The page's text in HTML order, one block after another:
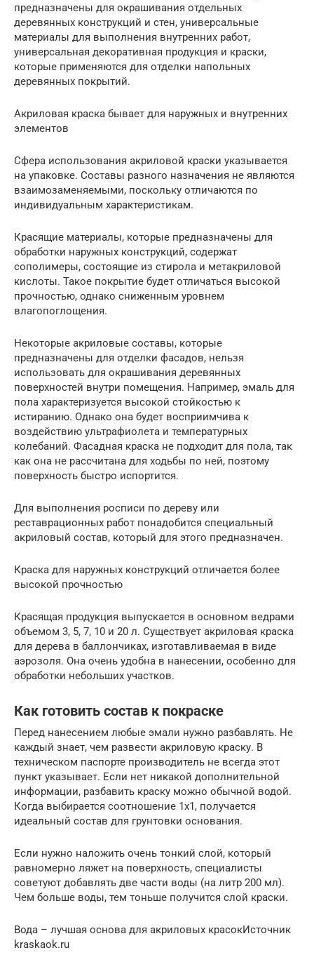
предназначены для окрашивания отдельных
деревянных конструкций и стен, универсальные
материалы для выполнения внутренних работ,
универсальная декоративная продукция и краски,
которые применяются для отделки напольных
деревянных покрытий.
Акриловая краска бывает для наружных и внутренних
элементов
Сфера использования акриловой краски указывается
на упаковке. Составы разного назначения не являются
взаимозаменяемыми, поскольку отличаются по
индивидуальным характеристикам.
Красящие материалы, которые предназначены для
обработки наружных конструкций, содержат
сополимеры, состоящие из стирола и метакриловой
кислоты. Такое покрытие будет отличаться высокой
прочностью, однако сниженным уровнем
влагопоглощения.
Некоторые акриловые составы, которые
предназначены для отделки фасадов, нельзя
использовать для окрашивания деревянных
поверхностей внутри помещения. Например, эмаль для
пола характеризуется высокой стойкостью к
истиранию. Однако она будет восприимчива к
воздействию ультрафиолета и температурных
колебаний. Фасадная краска не подходит для пола, так
как она не рассчитана для ходьбы по ней, поэтому
поверхность быстро испортится.
Для выполнения росписи по дереву или
реставрационных работ понадобится специальный
акриловый состав, который для этого предназначен.
Краска для наружных конструкций отличается более
высокой прочностью
Красящая продукция выпускается в основном ведрами
объемом 3, 5, 7, 10 и 20 л. Существует акриловая краска
для дерева в баллончиках, изготавливаемая в виде
аэрозоля. Она очень удобна в нанесении, особенно для
обработки небольших участков.
Как готовить состав к покраске
Перед нанесением любые эмали нужно разбавлять. Не
каждый знает, чем развести акриловую краску. В
техническом паспорте производитель не всегда этот
пункт указывает. Если нет никакой дополнительной
информации, разбавить краску можно обычной водой.
Когда выбирается соотношение 1х1, получается
идеальный состав для грунтовки основания.
Если нужно наложить очень тонкий слой, который
равномерно ляжет на поверхность, специалисты
советуют добавлять две части воды (на литр 200 мл).
Чем больше воды, тем тоньше получится слой краски.
Вода – лучшая основа для акриловых красокИсточник
kraskaok.ru